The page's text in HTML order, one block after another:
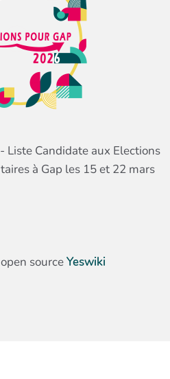
Liste Candidate aux Elections
à Gap les 15 et 22 mars
sourceYeswiki